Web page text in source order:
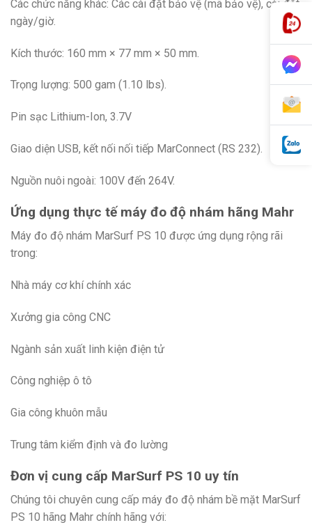
Các chức năng khác: Các cài đặt bảo vệ (mã bảo vệ), cài đặt
ngày/giờ.
Kích thước: 160 mm × 77 mm × 50 mm.
Trọng lượng: 500 gam (1.10 lbs).
Pin sạc Lithium-Ion, 3.7V
Giao diện USB, kết nối nối tiếp MarConnect (RS 232).
Nguồn nuôi ngoài: 100V đến 264V.
Ứng dụng thực tế máy đo độ nhám hãng Mahr
Máy đo độ nhám MarSurf PS 10 được ứng dụng rộng rãi
trong:
Nhà máy cơ khí chính xác
Xưởng gia công CNC
Ngành sản xuất linh kiện điện tử
Công nghiệp ô tô
Gia công khuôn mẫu
Trung tâm kiểm định và đo lường
Đơn vị cung cấp MarSurf PS 10 uy tín
Chúng tôi chuyên cung cấp máy đo độ nhám bề mặt MarSurf
PS 10 hãng Mahr chính hãng với: